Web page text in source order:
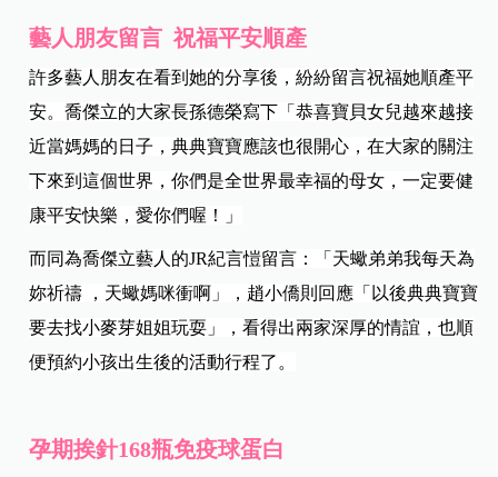
藝人朋友留言 祝福平安順產
許多藝人朋友在看到她的分享後，紛紛留言祝福她順產平
安。喬傑立的大家長孫德榮寫下「恭喜寶貝女兒越來越接
近當媽媽的日子，典典寶寶應該也很開心，在大家的關注
下來到這個世界，你們是全世界最幸福的母女，一定要健
康平安快樂，愛你們喔！」
而同為喬傑立藝人的JR紀言愷留言：「天蠍弟弟我每天為
妳祈禱 ，天蠍媽咪衝啊」，趙小僑則回應「以後典典寶寶
要去找小麥芽姐姐玩耍」，看得出兩家深厚的情誼，也順
便預約小孩出生後的活動行程了。
孕期挨針168瓶免疫球蛋白